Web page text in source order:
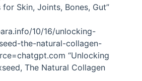
Skin, Joints, Bones, Gut”
10/16/unlocking-
the-natural-collagen-
“Unlocking
The Natural Collagen